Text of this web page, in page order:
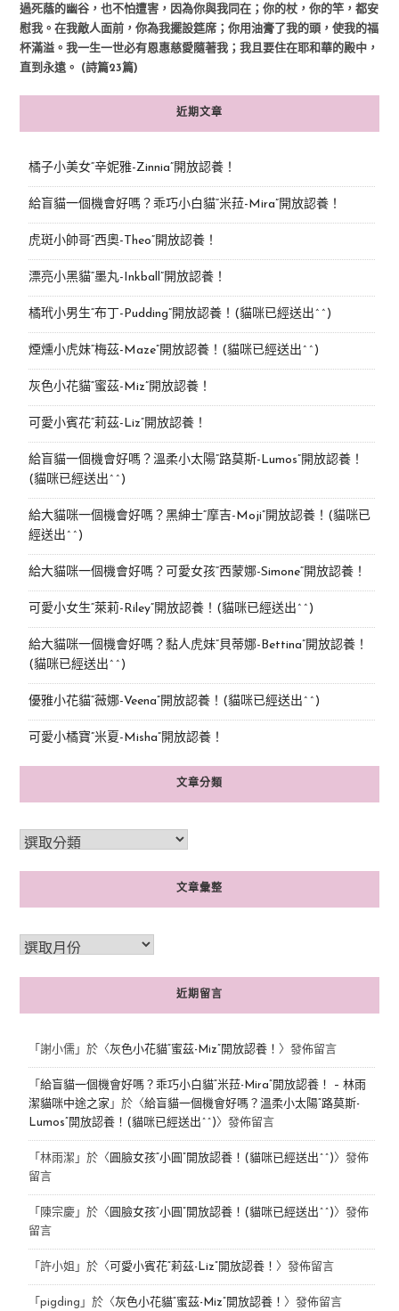
過死蔭的幽谷，也不怕遭害，因為你與我同在；你的杖，你的竿，都安
慰我。在我敵人面前，你為我擺設筵席；你用油膏了我的頭，使我的福
杯滿溢。我一生一世必有恩惠慈愛隨著我；我且要住在耶和華的殿中，
直到永遠。 (詩篇23篇)
近期文章
橘子小美女“辛妮雅-Zinnia”開放認養！
給盲貓一個機會好嗎？乖巧小白貓“米菈-Mira”開放認養！
虎斑小帥哥“西奧-Theo”開放認養！
漂亮小黑貓“墨丸-Inkball”開放認養！
橘玳小男生“布丁-Pudding”開放認養！(貓咪已經送出^^)
煙燻小虎妹“梅茲-Maze”開放認養！(貓咪已經送出^^)
灰色小花貓“蜜茲-Miz”開放認養！
可愛小賓花“莉茲-Liz”開放認養！
給盲貓一個機會好嗎？溫柔小太陽“路莫斯-Lumos”開放認養！
(貓咪已經送出^^)
給大貓咪一個機會好嗎？黑紳士“摩吉-Moji”開放認養！(貓咪已
經送出^^)
給大貓咪一個機會好嗎？可愛女孩“西蒙娜-Simone“開放認養！
可愛小女生“萊莉-Riley”開放認養！(貓咪已經送出^^)
給大貓咪一個機會好嗎？黏人虎妹“貝蒂娜-Bettina”開放認養！
(貓咪已經送出^^)
優雅小花貓“薇娜-Veena”開放認養！(貓咪已經送出^^)
可愛小橘寶”米夏-Misha”開放認養！
文章分類
文章彙整
近期留言
「 謝小儒」於〈灰色小花貓“蜜茲-Miz”開放認養！ 〉發佈留言
「 給盲貓一個機會好嗎？乖巧小白貓“米菈-Mira”開放認養！ – 林雨
潔貓咪中途之家 」於〈給盲貓一個機會好嗎？溫柔小太陽“路莫斯-
Lumos”開放認養！(貓咪已經送出^^)〉發佈留言
「 林雨潔 」於〈 圓臉女孩“小圓”開放認養！(貓咪已經送出^^)〉發佈
留言
「 陳宗慶」於〈 圓臉女孩“小圓”開放認養！(貓咪已經送出^^)〉發佈
留言
「 許小姐 」於〈 可愛小賓花“莉茲-Liz”開放認養！ 〉發佈留言
「 pigding 」於〈灰色小花貓“蜜茲-Miz”開放認養！ 〉發佈留言